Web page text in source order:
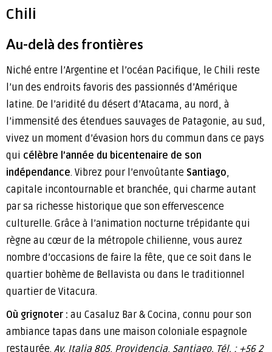
Chili
Au-delà des frontières
Niché entre l’Argentine et l’océan Pacifique, le Chili reste
l’un des endroits favoris des passionnés d’Amérique
latine. De l’aridité du désert d’Atacama, au nord, à
l’immensité des étendues sauvages de Patagonie, au sud,
vivez un moment d’évasion hors du commun dans ce pays
qui célèbre l’année du bicentenaire de son
indépendance. Vibrez pour l’envoûtante Santiago,
capitale incontournable et branchée, qui charme autant
par sa richesse historique que son effervescence
culturelle. Grâce à l’animation nocturne trépidante qui
règne au cœur de la métropole chilienne, vous aurez
nombre d’occasions de faire la fête, que ce soit dans le
quartier bohème de Bellavista ou dans le traditionnel
quartier de Vitacura.
Où grignoter : au Casaluz Bar & Cocina, connu pour son
ambiance tapas dans une maison coloniale espagnole
restaurée. Av. Italia 805, Providencia, Santiago. Tél. : +56 2